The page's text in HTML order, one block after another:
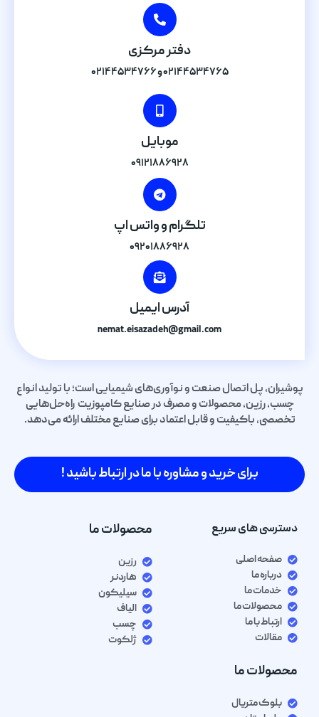
دفتر مرکزی
۰۲۱۴۴۵۳۴۷۶۵ و ۰۲۱۴۴۵۳۴۷۶۶
موبایل
۰۹۱۲۱۸۸۶۹۲۸
تلگرام و واتس اپ
۰۹۲۰۱۸۸۶۹۲۸
آدرس ایمیل
nemat.eisazadeh@gmail.com
پوشیران، پل اتصال صنعت و نوآوری‌های شیمیایی است؛ با تولید انواع
چسب، رزین، محصولات و مصرف در صنایع کامپوزیت راه‌حل‌هایی
تخصصی، باکیفیت و قابل اعتماد برای صنایع مختلف ارائه می‌دهد.
برای خرید و مشاوره با ما در ارتباط باشید !
دسترسی های سریع
صفحه اصلی
درباره ما
خدمات ما
محصولات ما
ارتباط با ما
مقالات
محصولات ما
رزین
هاردنر
سیلیکون
الیاف
چسب
ژلکوت
محصولات ما
بلوک متریال